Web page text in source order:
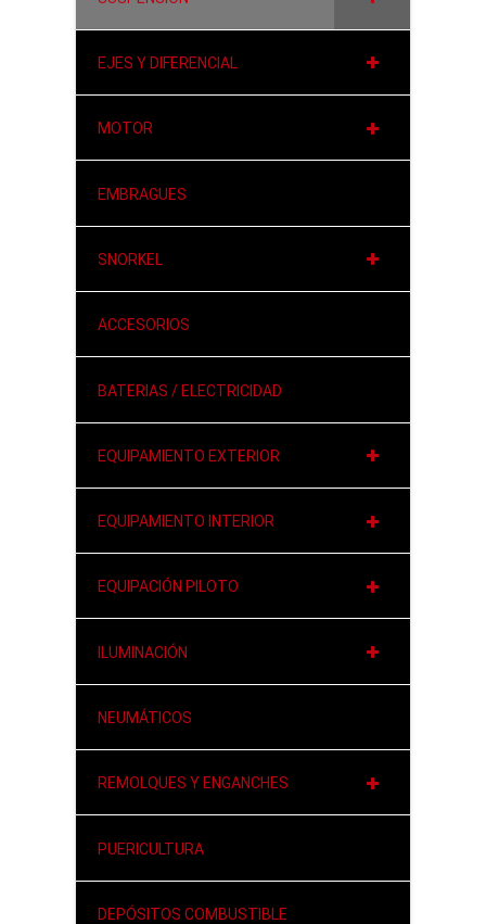
EJES Y DIFERENCIAL
MOTOR
EMBRAGUES
SNORKEL
ACCESORIOS
BATERIAS / ELECTRICIDAD
EQUIPAMIENTO EXTERIOR
EQUIPAMIENTO INTERIOR
EQUIPACIÓN PILOTO
ILUMINACIÓN
NEUMÁTICOS
REMOLQUES Y ENGANCHES
PUERICULTURA
DEPÓSITOS COMBUSTIBLE